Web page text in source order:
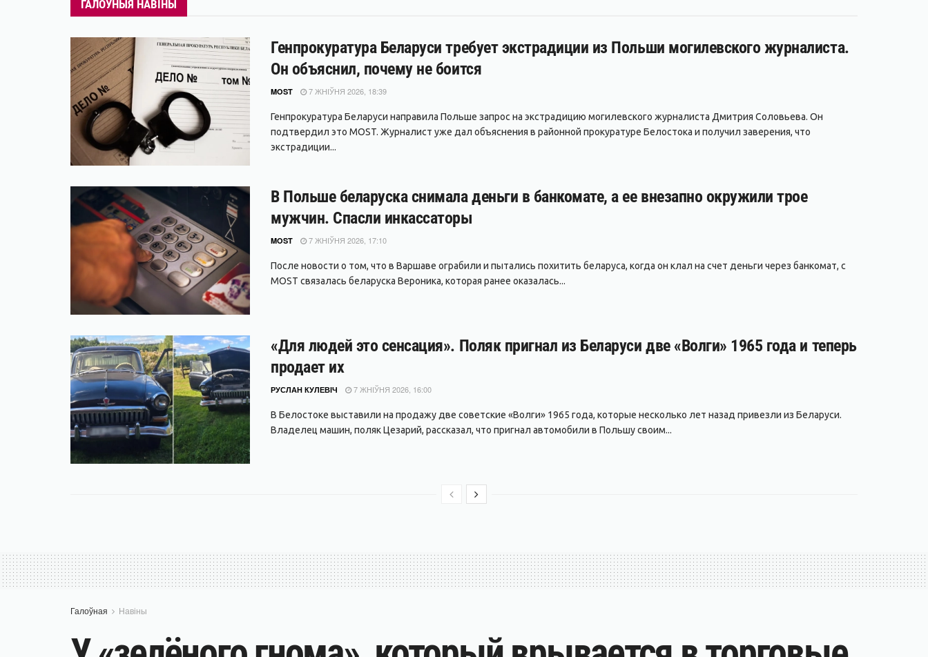
ГАЛОЎНЫЯ НАВІНЫ
Генпрокуратура Беларуси требует экстрадиции из Польши могилевского журналиста.
Он объяснил, почему не боится
MOST 7 ЖНІЎНЯ 2026, 18:39
Генпрокуратура Беларуси направила Польше запрос на экстрадицию могилевского журналиста Дмитрия Соловьева. Он
подтвердил это MOST. Журналист уже дал объяснения в районной прокуратуре Белостока и получил заверения, что
экстрадиции...
В Польше беларуска снимала деньги в банкомате, а ее внезапно окружили трое
мужчин. Спасли инкассаторы
MOST 7 ЖНІЎНЯ 2026, 17:10
После новости о том, что в Варшаве ограбили и пытались похитить беларуса, когда он клал на счет деньги через банкомат, с
MOST связалась беларуска Вероника, которая ранее оказалась...
«Для людей это сенсация». Поляк пригнал из Беларуси две «Волги» 1965 года и теперь
продает их
РУСЛАН КУЛЕВІЧ 7 ЖНІЎНЯ 2026, 16:00
В Белостоке выставили на продажу две советские «Волги» 1965 года, которые несколько лет назад привезли из Беларуси.
Владелец машин, поляк Цезарий, рассказал, что пригнал автомобили в Польшу своим...
Галоўная Навіны